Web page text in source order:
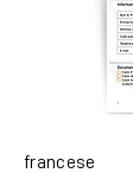
francese